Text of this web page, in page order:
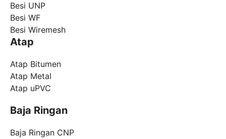
Besi UNP
Besi WF
Besi Wiremesh
Atap
Atap Bitumen
Atap Metal
Atap uPVC
Baja Ringan
Baja Ringan CNP